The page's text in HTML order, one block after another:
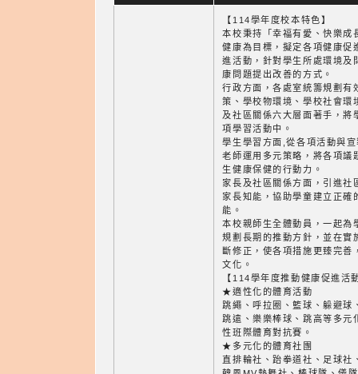
【114學年度校本特色】
本校秉持「幸福有愛、快樂成
健康為目標，擬定各項健康促
進活動，針對學生所處環境及
康問題提出改善的方式。
行政方面，各處室統籌規劃有
策、學校物環境、學校社會環
及社區關係六大層面著手，將
項學習活動中。
學生學習方面,從各項活動與
老師運用多元策略，將各項議
生健康保健的行動力。
家長及社區關係方面，引進社
家長知能，協助學童建立正確
能。
本校親師生全體動員，一起為
規劃長期的推動方針，並在實
斷修正，使各項措施更臻完善
文化。
【114學年度推動健康促進活
★適性化的體育活動
跳繩、呼拉圈、籃球、躲避球
跳遠、樂樂棒球、跳高等多元
性班際體育對抗賽。
★多元化的體育社團
直排輪社、跆拳道社、足球社